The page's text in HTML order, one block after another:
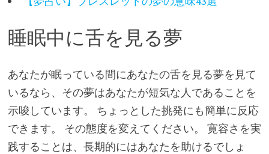
睡眠中に舌を見る夢
あなたが眠っている間にあなたの舌を見る夢を見て
いるなら、その夢はあなたが短気な人であることを
示唆しています。 ちょっとした挑発にも簡単に反応
できます。 その態度を変えてください。 寛容さを実
践することは、長期的にはあなたを助けるでしょ